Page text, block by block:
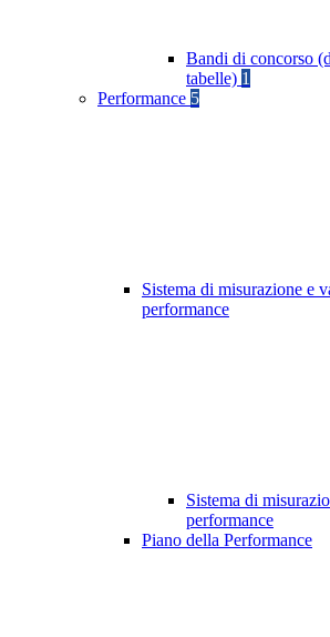
Bandi di concorso
tabelle) 1
Performance 5
Sistema di misurazione e
performance
Sistema di
performance
Piano della Performance